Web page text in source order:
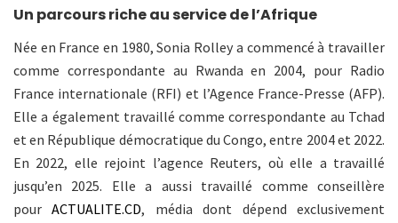
Un parcours riche au service de l’Afrique
Née en France en 1980, Sonia Rolley a commencé à travailler
comme correspondante au Rwanda en 2004, pour Radio
France internationale (RFI) et l’Agence France-Presse (AFP).
Elle a également travaillé comme correspondante au Tchad
et en République démocratique du Congo, entre 2004 et 2022.
En 2022, elle rejoint l’agence Reuters, où elle a travaillé
jusqu’en 2025. Elle a aussi travaillé comme conseillère
pourACTUALITE.CD, média dont dépend exclusivement